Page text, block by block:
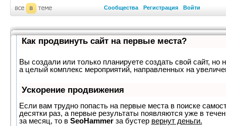
Сообщества Регистрация Войти
Как продвинуть сайт на первые места?
Вы создали или только планируете создать свой сайт, но
а целый комплекс мероприятий, направленных на
Ускорение продвижения
Если вам трудно попасть на первые места в поиске
десятки раз, а первые результаты появляются уже в
за месяц, то в SeoHammerза бустер вернут деньги.